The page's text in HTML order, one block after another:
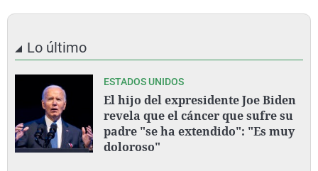
Lo último
ESTADOS UNIDOS
El hijo del expresidente Joe Biden
revela que el cáncer que sufre su
padre "se ha extendido": "Es muy
doloroso"